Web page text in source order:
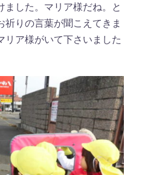
ました。マリア様だね。と
りの言葉が聞こえてきま
リア様がいて下さいました